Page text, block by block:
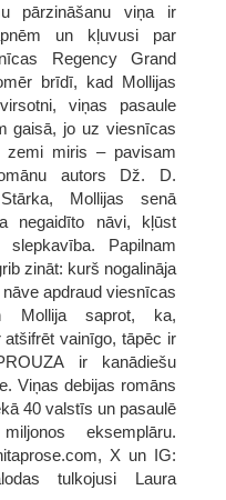
pārzināšanu viņa ir
un kļuvusi par
Regency Grand
brīdī, kad Mollijas
viņas pasaule
gaisā, jo uz viesnīcas
miris – pavisam
autors Dž. D.
Mollijas senā
negaidīto nāvi, kļūst
Papilnam
zināt: kurš nogalināja
apdraud viesnīcas
Mollija saprot, ka,
vainīgo, tāpēc ir
ir kanādiešu
Viņas debijas romāns
40 valstīs un pasaulē
eksemplāru.
X un IG:
tulkojusi Laura